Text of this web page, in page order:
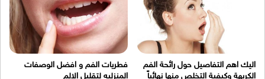
اليك اهم التفاصيل حول رائحة الفم
الكريهة وكيفية التخلص منها نهائياً
فطريات الفم و افضل الوصفات
المنزليه لتقليل الالم